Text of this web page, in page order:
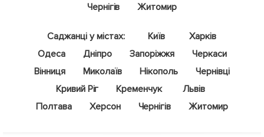
Чернігів
Житомир
Саджанці у містах: Київ
Харків
Одеса
Дніпро Запоріжжя
Черкаси
Вінниця
Миколаїв Нікополь
Чернівці
Кривий Ріг
Кременчук
Львів
Полтава
Херсон Чернігів Житомир